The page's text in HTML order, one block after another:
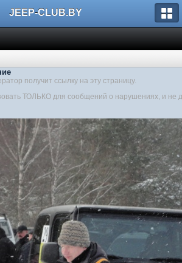
JEEP-CLUB.BY
получит ссылку на эту страницу.
ТОЛЬКО для сообщений о нарушениях, и не